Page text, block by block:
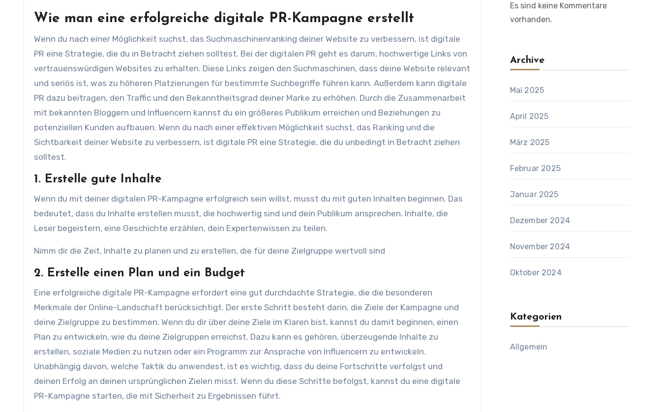
Wie man eine erfolgreiche digitale PR-Kampagne erstellt
Wenn du nach einer Möglichkeit suchst, das Suchmaschinenranking deiner Website zu verbessern, ist digitale
PR eine Strategie, die du in Betracht ziehen solltest. Bei der digitalen PR geht es darum, hochwertige Links von
vertrauenswürdigen Websites zu erhalten. Diese Links zeigen den Suchmaschinen, dass deine Website relevant
und seriös ist, was zu höheren Platzierungen für bestimmte Suchbegriffe führen kann. Außerdem kann digitale
PR dazu beitragen, den Traffic und den Bekanntheitsgrad deiner Marke zu erhöhen. Durch die Zusammenarbeit
mit bekannten Bloggern und Influencern kannst du ein größeres Publikum erreichen und Beziehungen zu
potenziellen Kunden aufbauen. Wenn du nach einer effektiven Möglichkeit suchst, das Ranking und die
Sichtbarkeit deiner Website zu verbessern, ist digitale PR eine Strategie, die du unbedingt in Betracht ziehen
solltest.
1. Erstelle gute Inhalte
Wenn du mit deiner digitalen PR-Kampagne erfolgreich sein willst, musst du mit guten Inhalten beginnen. Das
bedeutet, dass du Inhalte erstellen musst, die hochwertig sind und dein Publikum ansprechen. Inhalte, die
Leser begeistern, eine Geschichte erzählen, dein Expertenwissen zu teilen.
Nimm dir die Zeit, Inhalte zu planen und zu erstellen, die für deine Zielgruppe wertvoll sind
2. Erstelle einen Plan und ein Budget
Eine erfolgreiche digitale PR-Kampagne erfordert eine gut durchdachte Strategie, die die besonderen
Merkmale der Online-Landschaft berücksichtigt. Der erste Schritt besteht darin, die Ziele der Kampagne und
deine Zielgruppe zu bestimmen. Wenn du dir über deine Ziele im Klaren bist, kannst du damit beginnen, einen
Plan zu entwickeln, wie du deine Zielgruppen erreichst. Dazu kann es gehören, überzeugende Inhalte zu
erstellen, soziale Medien zu nutzen oder ein Programm zur Ansprache von Influencern zu entwickeln.
Unabhängig davon, welche Taktik du anwendest, ist es wichtig, dass du deine Fortschritte verfolgst und
deinen Erfolg an deinen ursprünglichen Zielen misst. Wenn du diese Schritte befolgst, kannst du eine digitale
PR-Kampagne starten, die mit Sicherheit zu Ergebnissen führt.
Es sind keine Kommentare
vorhanden.
Archive
Mai 2025
April 2025
März 2025
Februar 2025
Januar 2025
Dezember 2024
November 2024
Oktober 2024
Kategorien
Allgemein